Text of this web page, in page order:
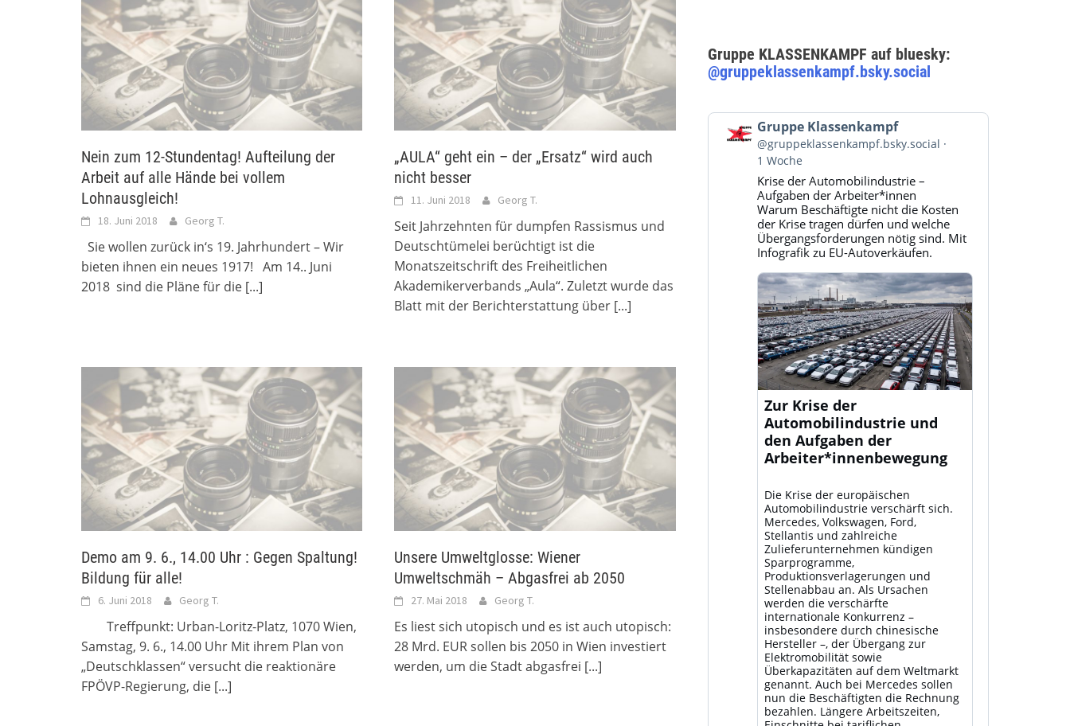
Nein zum 12-Stundentag! Aufteilung der
Arbeit auf alle Hände bei vollem
Lohnausgleich!
18. Juni 2018 Georg T.
Sie wollen zurück in‘s 19. Jahrhundert – Wir
bieten ihnen ein neues 1917! Am 14.. Juni
2018 sind die Pläne für die [...]
„AULA“ geht ein – der „Ersatz“ wird auch
nicht besser
11. Juni 2018 Georg T.
Seit Jahrzehnten für dumpfen Rassismus und
Deutschtümelei berüchtigt ist die
Monatszeitschrift des Freiheitlichen
Akademikerverbands „Aula“. Zuletzt wurde das
Blatt mit der Berichterstattung über [...]
Demo am 9. 6., 14.00 Uhr : Gegen Spaltung!
Bildung für alle!
6. Juni 2018 Georg T.
Treffpunkt: Urban-Loritz-Platz, 1070 Wien,
Samstag, 9. 6., 14.00 Uhr Mit ihrem Plan von
„Deutschklassen“ versucht die reaktionäre
FPÖVP-Regierung, die [...]
Unsere Umweltglosse: Wiener
Umweltschmäh – Abgasfrei ab 2050
27. Mai 2018 Georg T.
Es liest sich utopisch und es ist auch utopisch:
28 Mrd. EUR sollen bis 2050 in Wien investiert
werden, um die Stadt abgasfrei [...]
Gruppe KLASSENKAMPF auf bluesky:
@gruppeklassenkampf.bsky.social
Beitrag
von
Gruppe
Klassenkampf
Bluesky
ansehen
Gruppe Klassenkampf
@gruppeklassenkampf.bsky.social
1 Woche
Krise der Automobilindustrie –
Aufgaben der Arbeiter*innen
Warum Beschäftigte nicht die Kosten
der Krise tragen dürfen und welche
Übergangsforderungen nötig sind. Mit
Infografik zu EU-Autoverkäufen.
Zur Krise der
Automobilindustrie und
den Aufgaben der
Arbeiter*innenbewegung
Die Krise der europäischen
Automobilindustrie verschärft sich.
Mercedes, Volkswagen, Ford,
Stellantis und zahlreiche
Zulieferunternehmen kündigen
Sparprogramme,
Produktionsverlagerungen und
Stellenabbau an. Als Ursachen
werden die verschärfte
internationale Konkurrenz –
insbesondere durch chinesische
Hersteller –, der Übergang zur
Elektromobilität sowie
Überkapazitäten auf dem Weltmarkt
genannt. Auch bei Mercedes sollen
nun die Beschäftigten die Rechnung
bezahlen. Längere Arbeitszeiten,